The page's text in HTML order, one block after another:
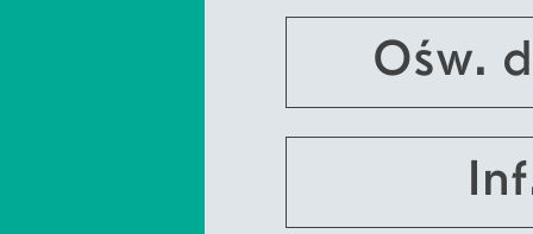
Ośw.